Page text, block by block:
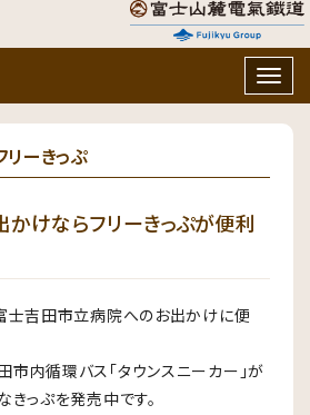
ーきっぷ
けならフリーきっぷが便利
士吉田市立病院へのお出かけに便
内循環バス「タウンスニーカー」が
きっぷを発売中です。